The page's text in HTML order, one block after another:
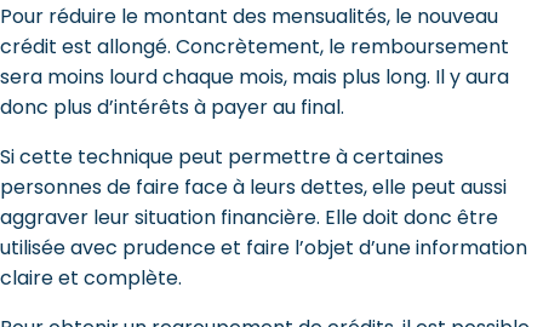
Pour réduire le montant des mensualités, le nouveau
crédit est allongé. Concrètement, le remboursement
sera moins lourd chaque mois, mais plus long. Il y aura
donc plus d’intérêts à payer au final.
Si cette technique peut permettre à certaines
personnes de faire face à leurs dettes, elle peut aussi
aggraver leur situation financière. Elle doit donc être
utilisée avec prudence et faire l’objet d’une information
claire et complète.